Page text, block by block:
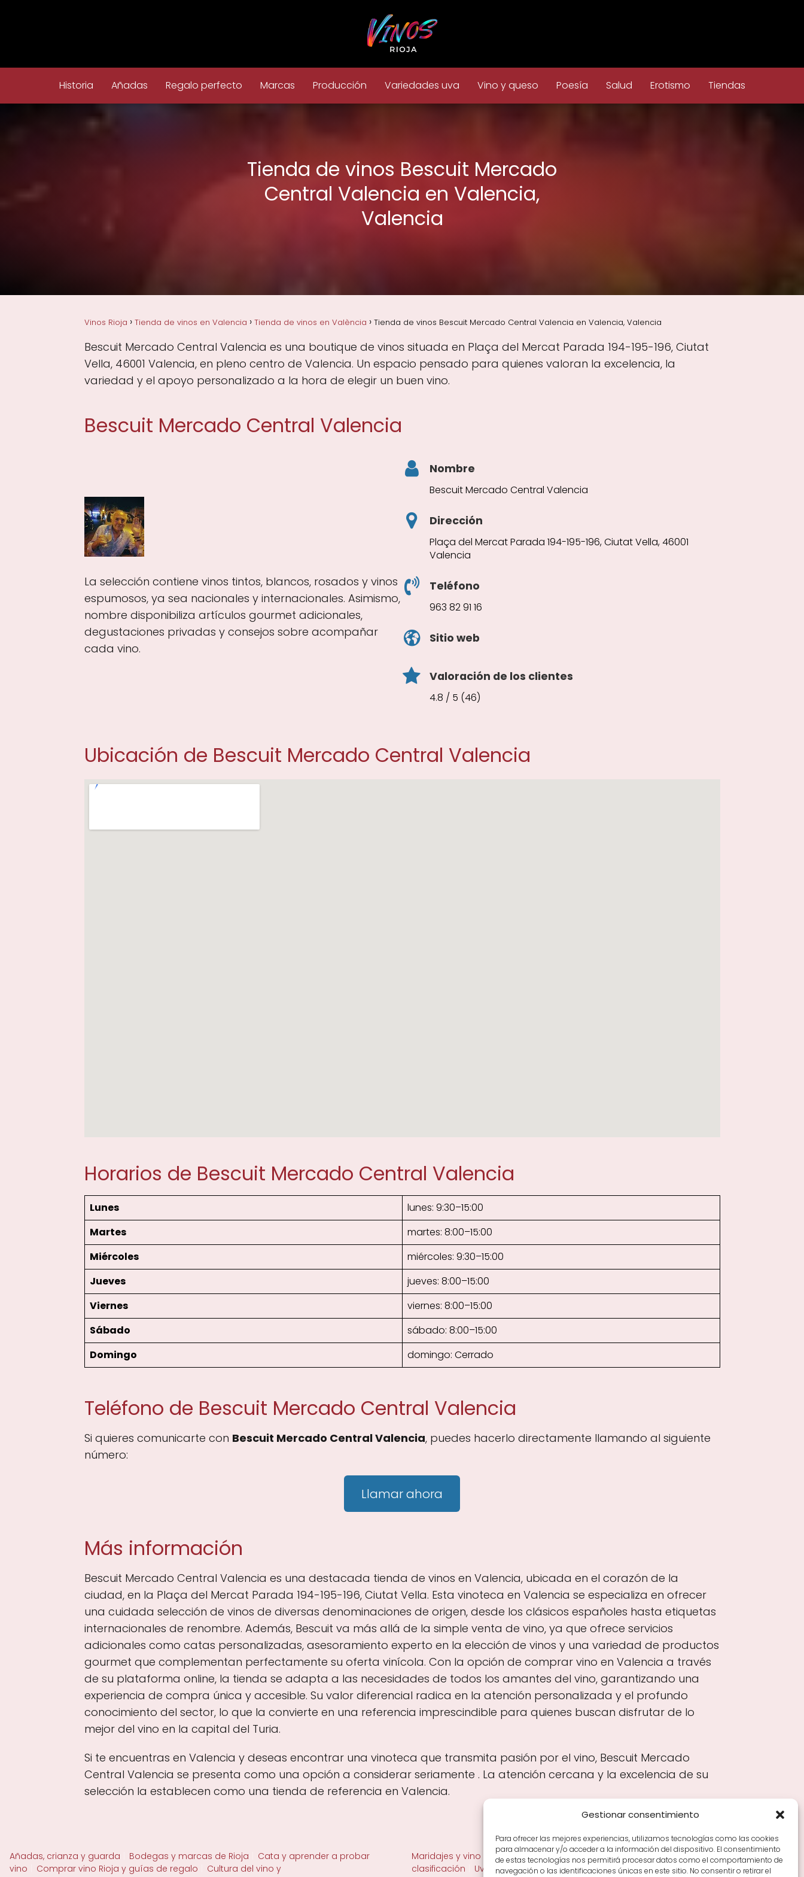
Gestionar consentimiento
Para ofrecer las mejores experiencias, utilizamos tecnologías como las cookies
para almacenar y/o acceder a la información del dispositivo. El consentimiento
de estas tecnologías nos permitirá procesar datos como el comportamiento de
navegación o las identificaciones únicas en este sitio. No consentir o retirar el
Historia Añadas Regalo perfecto Marcas Producción Variedades uva Vino y queso Poesía Salud Erotismo Tiendas
Tienda de vinos Bescuit Mercado
Central Valencia en Valencia,
Valencia
Vinos Rioja Tienda de vinos en Valencia Tienda de vinos en València Tienda de vinos Bescuit Mercado Central Valencia en Valencia, Valencia
Bescuit Mercado Central Valencia es una boutique de vinos situada en Plaça del Mercat Parada 194-195-196, Ciutat
Vella, 46001 Valencia, en pleno centro de Valencia. Un espacio pensado para quienes valoran la excelencia, la
variedad y el apoyo personalizado a la hora de elegir un buen vino.
Bescuit Mercado Central Valencia
La selección contiene vinos tintos, blancos, rosados y vinos
espumosos, ya sea nacionales y internacionales. Asimismo,
nombre disponibiliza artículos gourmet adicionales,
degustaciones privadas y consejos sobre acompañar
cada vino.
Nombre
Bescuit Mercado Central Valencia
Dirección
Plaça del Mercat Parada 194-195-196, Ciutat Vella, 46001
Valencia
Teléfono
963 82 91 16
Sitio web
Valoración de los clientes
4.8 / 5 (46)
Ubicación de Bescuit Mercado Central Valencia
Horarios de Bescuit Mercado Central Valencia
Lunes
lunes: 9:30–15:00
Martes
martes: 8:00–15:00
Miércoles
miércoles: 9:30–15:00
Jueves
jueves: 8:00–15:00
Viernes
viernes: 8:00–15:00
Sábado
sábado: 8:00–15:00
Domingo
domingo: Cerrado
Teléfono de Bescuit Mercado Central Valencia
Si quieres comunicarte con Bescuit Mercado Central Valencia, puedes hacerlo directamente llamando al siguiente
número:
Llamar ahora
Más información
Bescuit Mercado Central Valencia es una destacada tienda de vinos en Valencia, ubicada en el corazón de la
ciudad, en la Plaça del Mercat Parada 194-195-196, Ciutat Vella. Esta vinoteca en Valencia se especializa en ofrecer
una cuidada selección de vinos de diversas denominaciones de origen, desde los clásicos españoles hasta etiquetas
internacionales de renombre. Además, Bescuit va más allá de la simple venta de vino, ya que ofrece servicios
adicionales como catas personalizadas, asesoramiento experto en la elección de vinos y una variedad de productos
gourmet que complementan perfectamente su oferta vinícola. Con la opción de comprar vino en Valencia a través
de su plataforma online, la tienda se adapta a las necesidades de todos los amantes del vino, garantizando una
experiencia de compra única y accesible. Su valor diferencial radica en la atención personalizada y el profundo
conocimiento del sector, lo que la convierte en una referencia imprescindible para quienes buscan disfrutar de lo
mejor del vino en la capital del Turia.
Si te encuentras en Valencia y deseas encontrar una vinoteca que transmita pasión por el vino, Bescuit Mercado
Central Valencia se presenta como una opción a considerar seriamente . La atención cercana y la excelencia de su
selección la establecen como una tienda de referencia en Valencia.
Añadas, crianza y guarda Bodegas y marcas de Rioja
Cata y aprender a probar
vino
Comprar vino Rioja y guías de regalo
Cultura del vino y
Maridajes y vino en la mesa Tiendas de vino por ciudades
Tipos de Rioja y
clasificación
Uvas y viñedo en Rioja Vino Rioja para empezar
Zonas de Rioja y